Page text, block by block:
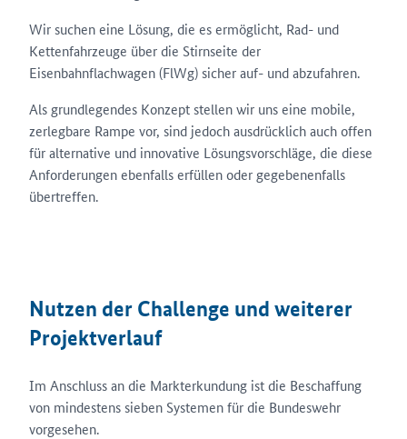
Wir suchen eine Lösung, die es ermöglicht, Rad- und
Kettenfahrzeuge über die Stirnseite der
Eisenbahnflachwagen (FlWg) sicher auf- und abzufahren.
Als grundlegendes Konzept stellen wir uns eine mobile,
zerlegbare Rampe vor, sind jedoch ausdrücklich auch offen
für alternative und innovative Lösungsvorschläge, die diese
Anforderungen ebenfalls erfüllen oder gegebenenfalls
übertreffen.
Nutzen der Challenge und weiterer
Projektverlauf
Im Anschluss an die Markterkundung ist die Beschaffung
von mindestens sieben Systemen für die Bundeswehr
vorgesehen.